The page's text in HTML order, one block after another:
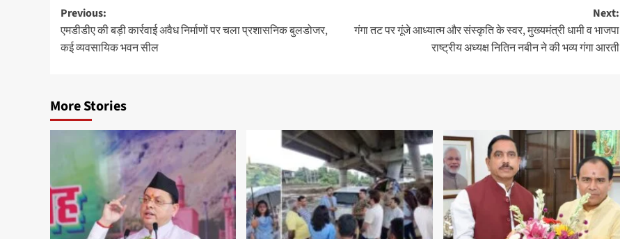
Post
navigation
Previous:
एमडीडीए की बड़ी कार्रवाई अवैध निर्माणों पर चला प्रशासनिक बुलडोजर,
कई व्यवसायिक भवन सील
Next:
गंगा तट पर गूंजे आध्यात्म और संस्कृति के स्वर, मुख्यमंत्री धामी व भाजपा
राष्ट्रीय अध्यक्ष नितिन नबीन ने की भव्य गंगा आरती
More Stories